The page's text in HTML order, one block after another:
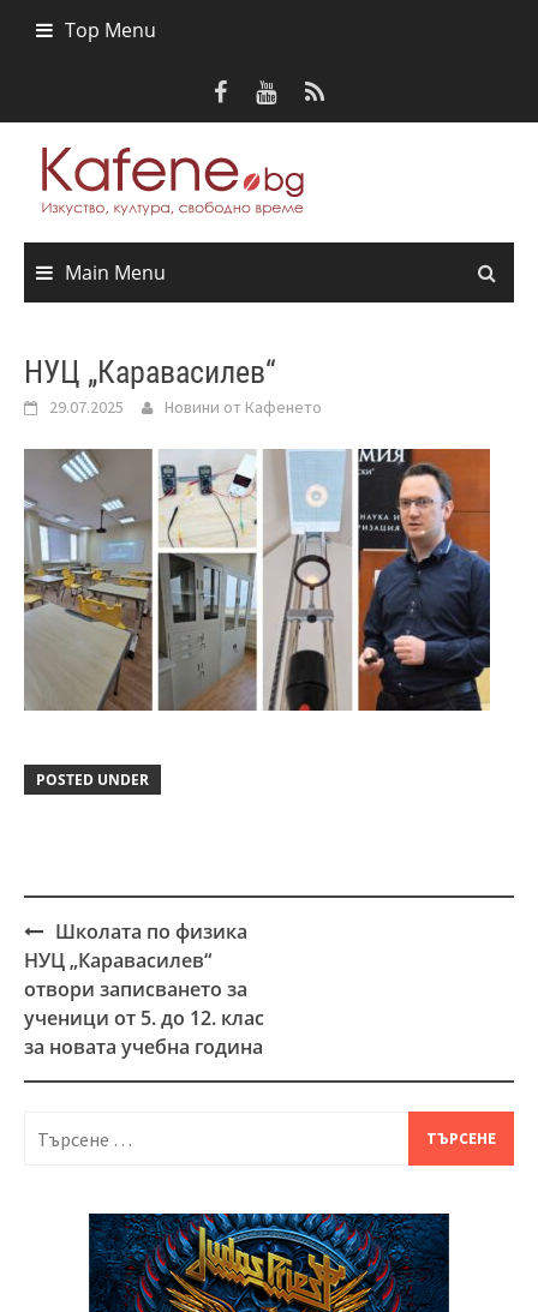
Top Menu
Main Menu
НУЦ „Каравасилев“
29.07.2025 Новини от Кафенето
POSTED UNDER
Post
navigation
Школата по физика
НУЦ „Каравасилев“
отвори записването за
ученици от 5. до 12. клас
за новата учебна година
за: